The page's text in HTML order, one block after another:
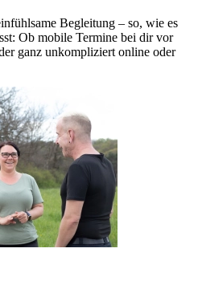
Begleitung – so, wie es
Ob mobile Termine bei dir vor
ganz unkompliziert online oder